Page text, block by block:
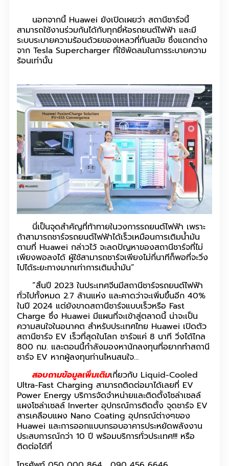
นอกจากนี้ Huawei ยังเปิดเผยว่า สถานีชาร์จนี้
สามารถใช้งานร่วมกันได้กับทุกยี่ห้อรถยนต์ไฟฟ้า และมี
ระบบระบายความร้อนด้วยของเหลวที่ทันสมัย ซึ่งแตกต่าง
จาก Tesla Supercharger ที่ใช้พัดลมในการระบายความ
ร้อนเท่านั้น
นี่เป็นจุดสำคัญที่ท้าทายในวงการรถยนต์ไฟฟ้า เพราะ
ถ้าสามารถชาร์จรถยนต์ไฟฟ้าได้เร็วเหมือนการเติมน้ำมัน
ตามที่ Huawei กล่าวไว้ จะลดปัญหาของสถานีชาร์จที่ไม่
เพียงพอลงได้ ผู้ใช้สามารถชาร์จเพียงไม่กี่นาทีก็พอที่จะวิ่ง
ไปได้ระยะทางมากเท่าการเติมน้ำมัน”
“สิ้นปี 2023 ในประเทศจีนมีสถานีชาร์จรถยนต์ไฟฟ้า
ทั่วไปทั้งหมด 2.7 ล้านแห่ง และคาดว่าจะเพิ่มขึ้นอีก 40%
ในปี 2024 แต่ยังขาดสถานีชาร์จแบบเร็วหรือ Fast
Charge ซึ่ง Huawei มีแผนที่จะเข้าสู่ตลาดนี้ น่าจะเป็น
ความสนใจในอนาคต สำหรับประเทศไทย Huawei เปิดตัว
สถานีชาร์จ EV เร็วที่สุดในโลก ชาร์จแค่ 8 นาที วิ่งได้ไกล
800 กม. และตอนนี้กำลังมองหานักลงทุนที่อยากทำสถานี
ชาร์จ EV หากผู้ลงทุนท่านไหนสนใจ…
สอบถามข้อมูลเพิ่มเติมเกี่ยวกับ Liquid-Cooled
Ultra-Fast Charging สามารถติดต่อมาได้เลยที่ EV
Power Energy บริการจัดจำหน่ายและติดตั้งโซล่าเซลล์
แผงโซล่าเซลล์ Inverter อุปกรณ์การติดตั้ง จุดชาร์จ EV
สารเคลือบแผง Nano Coating อุปกรณ์ต่างๆของ
Huawei และการออกแบบกรอบอาคารประหยัดพลังงาน
ประสบการณ์กว่า 10 ปี พร้อมบริการทั่วประเทศ!!! หรือ
ติดต่อได้ที่